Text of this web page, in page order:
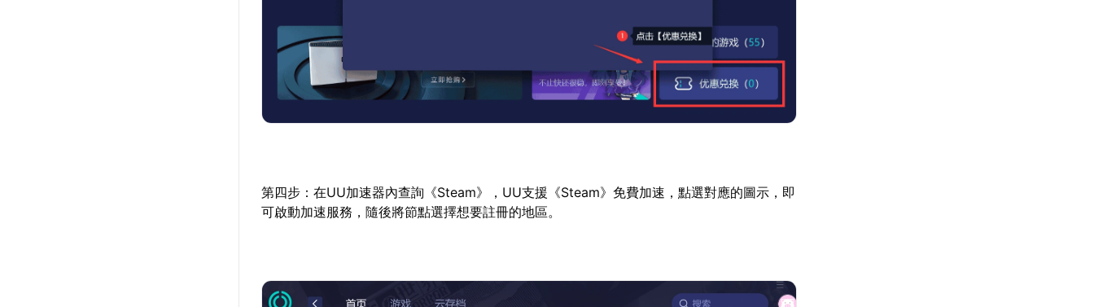
第四步：在UU加速器內查詢《Steam》，UU支援《Steam》免費加速，點選對應的圖示，即
可啟動加速服務，隨後將節點選擇想要註冊的地區。